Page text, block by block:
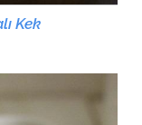
Kek